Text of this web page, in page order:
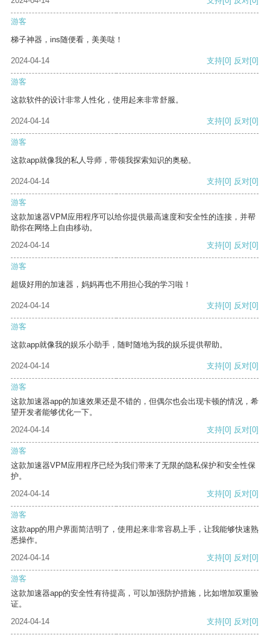
游客
梯子神器，ins随便看，美美哒！
2024-04-14 支持[0] 反对[0]
游客
这款软件的设计非常人性化，使用起来非常舒服。
2024-04-14 支持[0] 反对[0]
游客
这款app就像我的私人导师，带领我探索知识的奥秘。
2024-04-14 支持[0] 反对[0]
游客
这款加速器VPM应用程序可以给你提供最高速度和安全性的连接，并帮
助你在网络上自由移动。
2024-04-14
支持[0] 反对[0]
游客
超级好用的加速器，妈妈再也不用担心我的学习啦！
2024-04-14 支持[0] 反对[0]
游客
这款app就像我的娱乐小助手，随时随地为我的娱乐提供帮助。
2024-04-14 支持[0] 反对[0]
游客
这款加速器app的加速效果还是不错的，但偶尔也会出现卡顿的情况，希
望开发者能够优化一下。
2024-04-14
支持[0] 反对[0]
游客
这款加速器VPM应用程序已经为我们带来了无限的隐私保护和安全性保
护。
2024-04-14
支持[0] 反对[0]
游客
这款app的用户界面简洁明了，使用起来非常容易上手，让我能够快速熟
悉操作。
2024-04-14
支持[0] 反对[0]
游客
这款加速器app的安全性有待提高，可以加强防护措施，比如增加双重验
证。
2024-04-14
支持[0] 反对[0]